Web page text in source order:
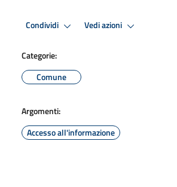
Condividi Vedi azioni
Categorie:
Comune
Argomenti:
Accesso all'informazione